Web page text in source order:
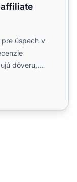
úspech v
dôveru,